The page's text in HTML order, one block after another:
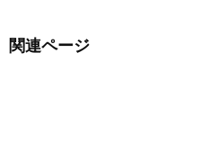
関連ページ